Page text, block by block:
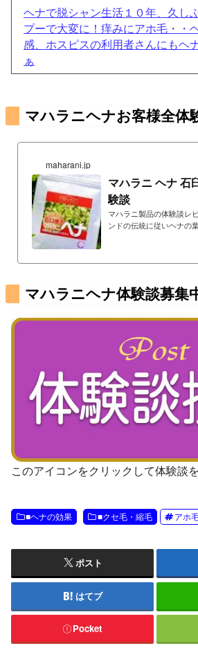
ヘナで脱シャン生活１０年、久し
プーで大変に！痒みにアホ毛・・
感、ホスピスの利用者さんにもヘ
ぁ
マハラニヘナお客様全体
maharani.jp
マハラニ ヘナ 石
験談
マハラニ製品の体験談レ
ンドの伝統に従いヘナの
マハラニヘナ体験談募集
このアイコンをクリックして体験談
■ヘナの効果 ■クセ毛・縮毛 アホ
ポスト
はてブ
Pocket